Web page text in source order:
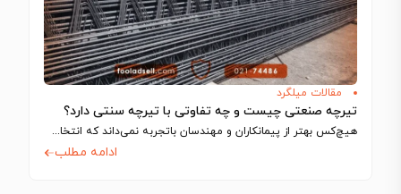
مقالات میلگرد
تیرچه صنعتی چیست و چه تفاوتی با تیرچه سنتی دارد؟
هیچ‌کس بهتر از پیمانکاران و مهندسان باتجربه نمی‌داند که انتخاب اجزای سازه تا چه…
ادامه مطلب